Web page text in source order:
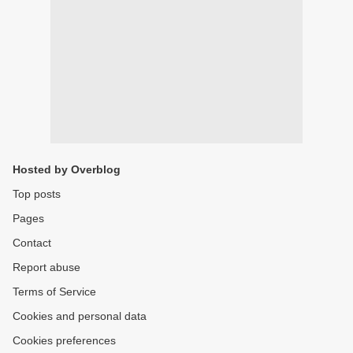
Hosted by Overblog
Top posts
Pages
Contact
Report abuse
Terms of Service
Cookies and personal data
Cookies preferences